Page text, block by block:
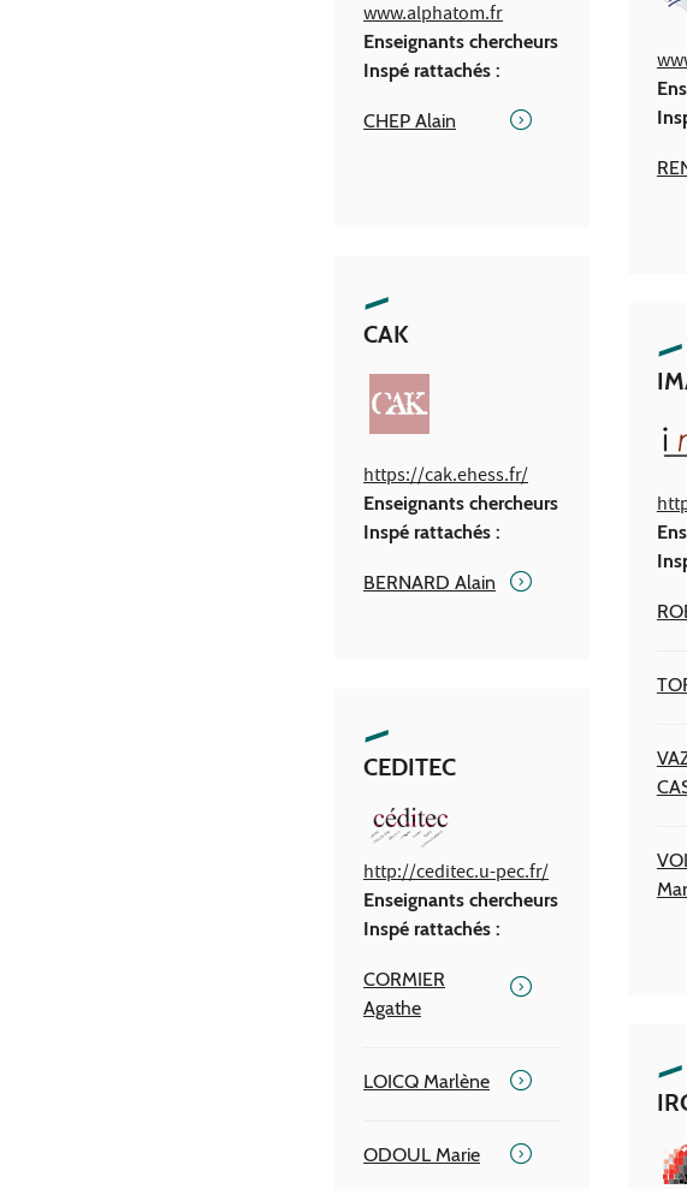
www.alphatom.fr
Enseignants chercheurs
Inspé rattachés :
CHEP Alain
CAK
https://cak.ehess.fr/
Enseignants chercheurs
Inspé rattachés :
BERNARD Alain
CEDITEC
http://ceditec.u-pec.fr/
Enseignants chercheurs
Inspé rattachés :
CORMIER
Agathe
LOICQ Marlène
ODOUL Marie